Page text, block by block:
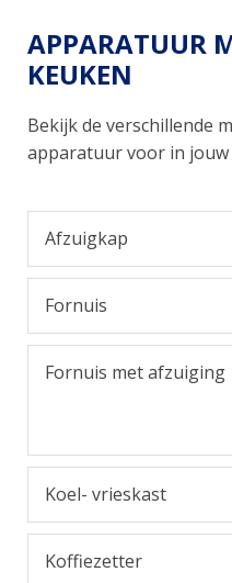
APPARATUUR
KEUKEN
Bekijk de verschillende
apparatuur voor in jouw
Afzuigkap
Fornuis
Fornuis met afzuiging
Koel- vrieskast
Koffiezetter